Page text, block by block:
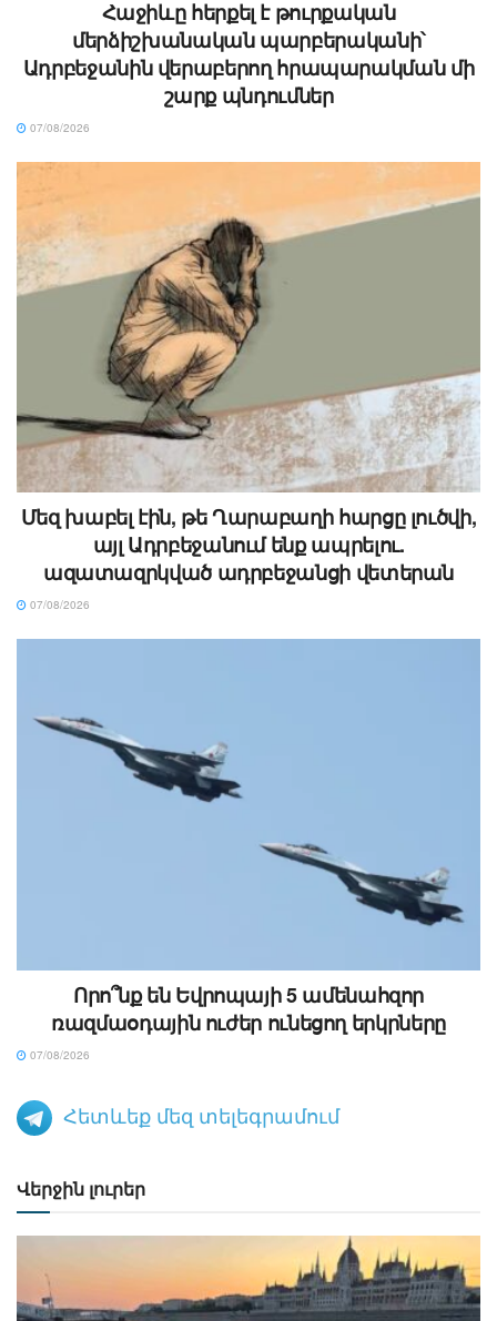
Հաջիևը հերքել է թուրքական
մերձիշխանական պարբերականի՝
Ադրբեջանին վերաբերող հրապարակման մի
շարք պնդումներ
07/08/2026
Մեզ խաբել էին, թե Ղարաբաղի հարցը լուծվի,
այլ Ադրբեջանում ենք ապրելու.
ազատազրկված ադրբեջանցի վետերան
07/08/2026
Որո՞նք են Եվրոպայի 5 ամենահզոր
ռազմաօդային ուժեր ունեցող երկրները
07/08/2026
Հետևեք մեզ տելեգրամում
Վերջին լուրեր